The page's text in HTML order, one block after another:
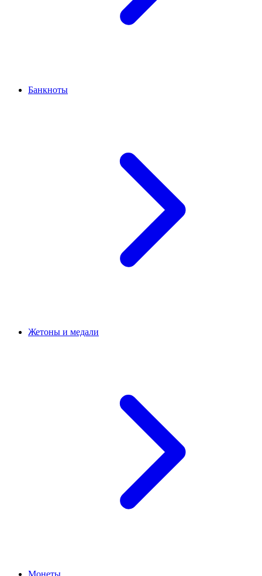
Банкноты
Жетоны и медали